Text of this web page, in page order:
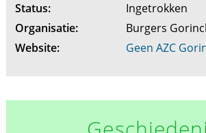
Status:
Ingetrokken
Organisatie:
Burgers
Website:
Geen AZC